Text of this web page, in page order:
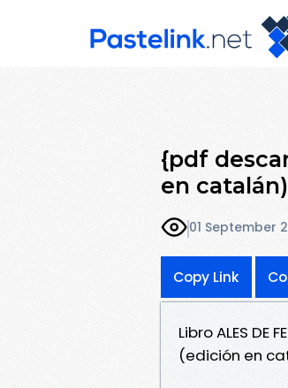
{pdf
en catalán)
01 September
Copy Link
Libro ALES DE
(edición en